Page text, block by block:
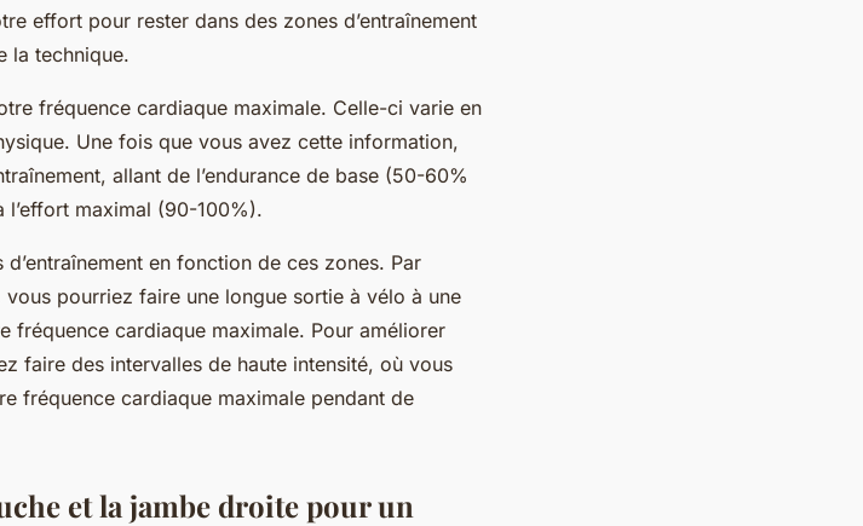
effort pour rester dans des zones d’entraînement
la technique.
fréquence cardiaque maximale. Celle-ci varie en
Une fois que vous avez cette information,
allant de l’endurance de base (50-60%
maximal (90-100%).
en fonction de ces zones. Par
pourriez faire une longue sortie à vélo à une
fréquence cardiaque maximale. Pour améliorer
faire des intervalles de haute intensité, où vous
fréquence cardiaque maximale pendant de
et la jambe droite pour un